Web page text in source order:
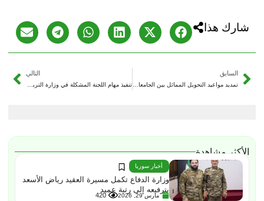
شارك هذا
السابق التالي
الأكثر مشاهدة
أخبار سوريا
وزارة الدفاع تكمل مسيرة العقيد رياض الأسعد
بترفيعه إلى رتبة عميد
مارس 29, 2026 420